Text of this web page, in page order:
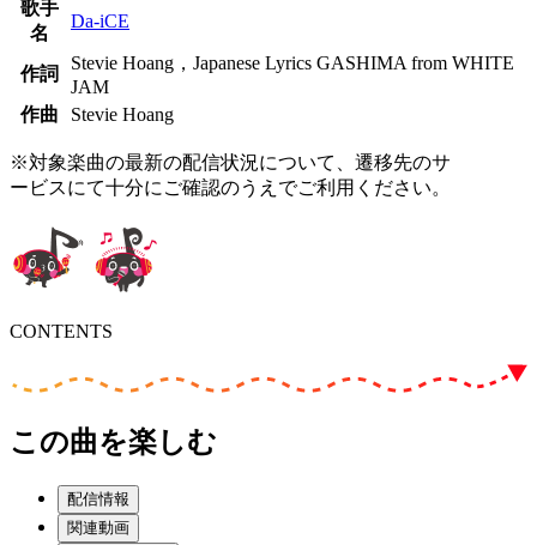
歌手
名
Da-iCE
作詞
Stevie Hoang，Japanese Lyrics GASHIMA from WHITE
JAM
作曲
Stevie Hoang
※対象楽曲の最新の配信状況について、遷移先のサ
ービスにて十分にご確認のうえでご利用ください。
CONTENTS
この曲を楽しむ
配信情報
関連動画